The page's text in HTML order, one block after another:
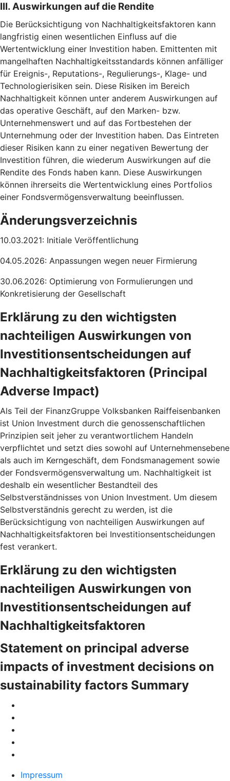
III. Auswirkungen auf die Rendite
Die Berücksichtigung von Nachhaltigkeitsfaktoren kann
langfristig einen wesentlichen Einfluss auf die
Wertentwicklung einer Investition haben. Emittenten mit
mangelhaften Nachhaltigkeitsstandards können anfälliger
für Ereignis-, Reputations-, Regulierungs-, Klage- und
Technologierisiken sein. Diese Risiken im Bereich
Nachhaltigkeit können unter anderem Auswirkungen auf
das operative Geschäft, auf den Marken- bzw.
Unternehmenswert und auf das Fortbestehen der
Unternehmung oder der Investition haben. Das Eintreten
dieser Risiken kann zu einer negativen Bewertung der
Investition führen, die wiederum Auswirkungen auf die
Rendite des Fonds haben kann. Diese Auswirkungen
können ihrerseits die Wertentwicklung eines Portfolios
einer Fondsvermögensverwaltung beeinflussen.
Änderungsverzeichnis
10.03.2021: Initiale Veröffentlichung
04.05.2026: Anpassungen wegen neuer Firmierung
30.06.2026: Optimierung von Formulierungen und
Konkretisierung der Gesellschaft
Erklärung zu den wichtigsten
nachteiligen Auswirkungen von
Investitionsentscheidungen auf
Nachhaltigkeitsfaktoren (Principal
Adverse Impact)
Als Teil der FinanzGruppe Volksbanken Raiffeisenbanken
ist Union Investment durch die genossenschaftlichen
Prinzipien seit jeher zu verantwortlichem Handeln
verpflichtet und setzt dies sowohl auf Unternehmensebene
als auch im Kerngeschäft, dem Fondsmanagement sowie
der Fondsvermögensverwaltung um. Nachhaltigkeit ist
deshalb ein wesentlicher Bestandteil des
Selbstverständnisses von Union Investment. Um diesem
Selbstverständnis gerecht zu werden, ist die
Berücksichtigung von nachteiligen Auswirkungen auf
Nachhaltigkeitsfaktoren bei Investitionsentscheidungen
fest verankert.
Erklärung zu den wichtigsten
nachteiligen Auswirkungen von
Investitionsentscheidungen auf
Nachhaltigkeitsfaktoren
Statement on principal adverse
impacts of investment decisions on
sustainability factors Summary
Impressum